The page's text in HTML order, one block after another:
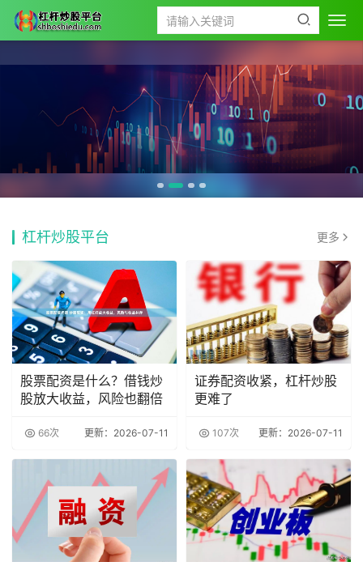
杠杆炒股平台 更多
股票配资是什么？借钱炒
股放大收益，风险也翻倍
66次 更新：2026-07-11
证券配资收紧，杠杆炒股
更难了
107次 更新：2026-07-11